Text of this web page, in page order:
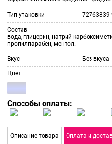
Тип упаковки
Состав
вода, глицерин, натрий-
пропилпарабен, ментол.
Вкус Без вкуса
Цвет
Способы оплаты:
Описание товара Оплата и